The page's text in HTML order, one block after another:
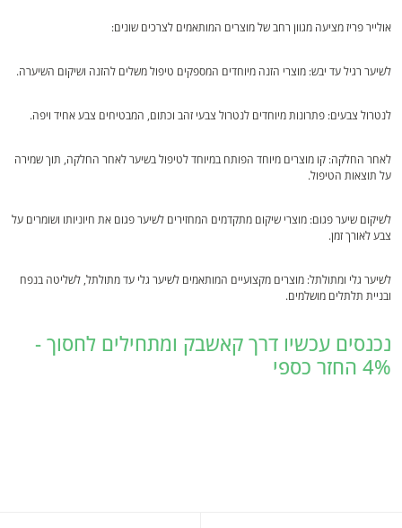
אולייר פריז מציעה מגוון רחב של מוצרים המותאמים לצרכים שונים:
לשיער רגיל עד יבש: מוצרי הזנה מיוחדים המספקים טיפול משלים להזנה ושיקום השיערה.
לנטרול צבעים: פתרונות מיוחדים לנטרול צבעי זהב וכתום, המבטיחים צבע אחיד ויפה.
לאחר החלקה: קו מוצרים מיוחד הפותח במיוחד לטיפול בשיער לאחר החלקה, תוך שמירה
על תוצאות הטיפול.
לשיקום שיער פגום: מוצרי שיקום מתקדמים המחזירים לשיער פגום את חיוניותו ושומרים על
צבע לאורך זמן.
לשיער גלי ומתולתל: מוצרים מקצועיים המותאמים לשיער גלי עד מתולתל, לשליטה בנפח
ובניית תלתלים מושלמים.
נכנסים עכשיו דרך קאשבק ומתחילים לחסוך -
4% החזר כספי